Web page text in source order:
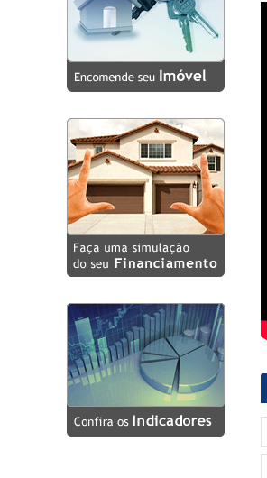
Eco Aeropark - Aeroclube
(3)
Eco Pulse - Miramar (6)
Edifício Parque Suassuna
Elo 360 - Miramar (3)
Elo Gold Residence -
Aeroclube (6)
Greenpark Flat Bessa (5)
Holanda Gold Flats (11)
Mansões Heron Marinho
(1)
Mansões Wellington
Barreto (1)
Moss - Cabo Branco (8)
Nai - Cabo Branco (7)
Residencial Rio Tucumã -
Manaíra (2)
Residencial Vivir Maria